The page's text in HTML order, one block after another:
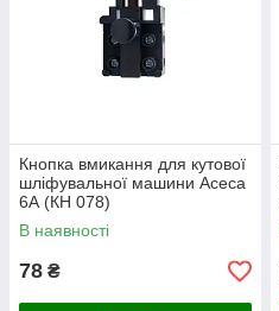
Кнопка вмикання для кутової
шліфувальної машини Асеса
6А (КН 078)
В наявності
78 ₴